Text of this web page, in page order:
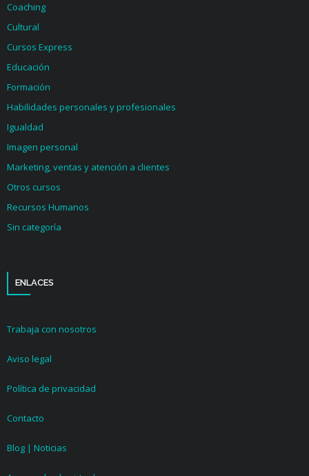
Coaching
Cultural
Cursos Express
Educación
Formación
Habilidades personales y profesionales
Igualdad
Imagen personal
Marketing, ventas y atención a clientes
Otros cursos
Recursos Humanos
Sin categoría
ENLACES
Trabaja con nosotros
Aviso legal
Política de privacidad
Contacto
Blog | Noticias